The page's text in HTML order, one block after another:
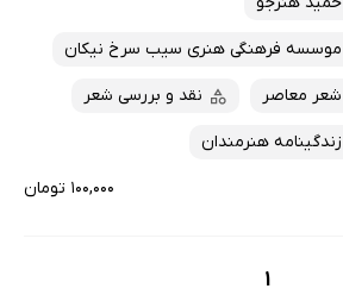
پرفروش‌ها
پربحث‌ها
ارزان ترین‌ها
موسسه فرهنگی هنری سیب سرخ نیکان
شعر معاصر نقد و بررسی شعر
زندگینامه هنرمندان
۱۰۰,۰۰۰ تومان
1